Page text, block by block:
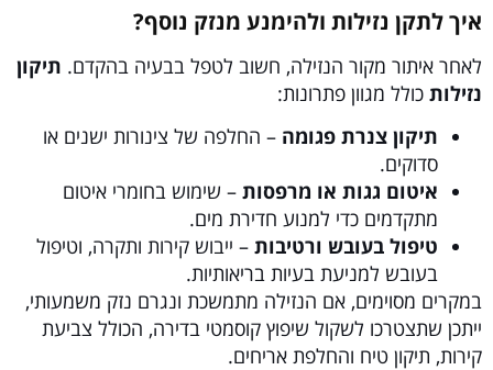
איך לתקן נזילות ולהימנע מנזק נוסף?
לאחר איתור מקור הנזילה, חשוב לטפל בבעיה בהקדם. תיקון
נזילות כולל מגוון פתרונות:
תיקון צנרת פגומה – החלפה של צינורות ישנים או
סדוקים.
איטום גגות או מרפסות – שימוש בחומרי איטום
מתקדמים כדי למנוע חדירת מים.
טיפול בעובש ורטיבות – ייבוש קירות ותקרה, וטיפול
בעובש למניעת בעיות בריאותיות.
במקרים מסוימים, אם הנזילה מתמשכת ונגרם נזק משמעותי,
ייתכן שתצטרכו לשקול שיפוץ קוסמטי בדירה, הכולל צביעת
קירות, תיקון טיח והחלפת אריחים.